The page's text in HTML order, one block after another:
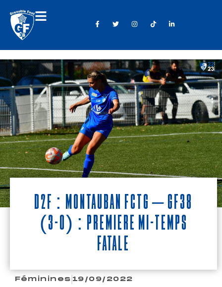
D2F : Montauban FCTG – GF38
(3-0) : Première mi-temps
fatale
Féminines 19/09/2022